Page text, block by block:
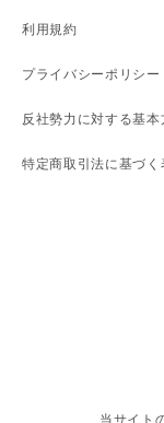
利用規約
プライバシーポリシー
反社勢力に対する基本
特定商取引法に基づく
当サイト